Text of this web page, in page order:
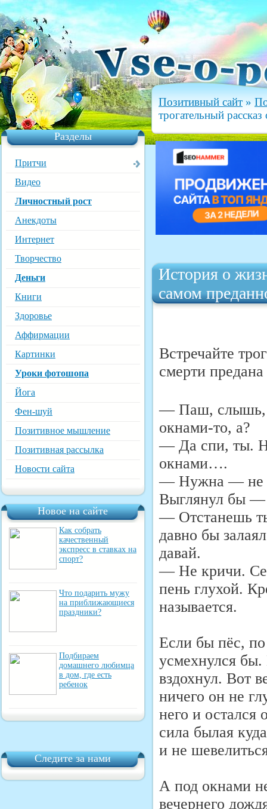
Разделы
Притчи
Видео
Личностный рост
Анекдоты
Интернет
Творчество
Деньги
Книги
Здоровье
Аффирмации
Картинки
Уроки фотошопа
Йога
Фен-шуй
Позитивное мышление
Позитивная рассылка
Новости сайта
Новое на сайте
Как собрать
качественный
экспресс в ставках на
спорт?
Что подарить мужу
на приближающиеся
праздники?
Подбираем
домашнего любимца
в дом, где есть
ребенок
Следите за нами
Позитивный сайт »
трогательный
История о
самом
Встречайте
смерти
— Паш, слышь,
окнами-то, а?
— Да спи, ты.
окнами….
— Нужна — не
Выглянул бы —
— Отстанешь
давно бы
давай.
— Не кричи.
пень глухой.
называется.
Если бы пёс,
усмехнулся
вздохнул. Вот
ничего он не
него и остался
сила былая
и не
А под окнами
вечернего